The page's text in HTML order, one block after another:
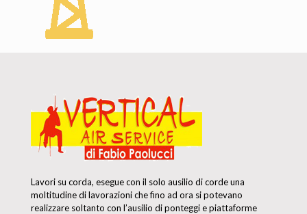
Lavori su corda, esegue con il solo ausilio di corde una
moltitudine di lavorazioni che fino ad ora si potevano
realizzare soltanto con l’ausilio di ponteggi e piattaforme